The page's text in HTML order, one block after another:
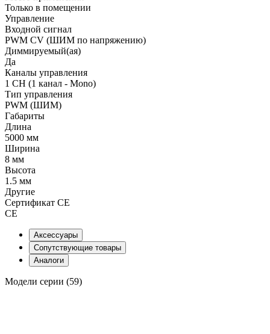
Только в помещении
Управление
Входной сигнал
PWM СV (ШИМ по напряжению)
Диммируемый(ая)
Да
Каналы управления
1 CH (1 канал - Mono)
Тип управления
PWM (ШИМ)
Габариты
Длина
5000 мм
Ширина
8 мм
Высота
1.5 мм
Другие
Сертификат CE
CE
Аксессуары
Сопутствующие товары
Аналоги
Модели серии (59)